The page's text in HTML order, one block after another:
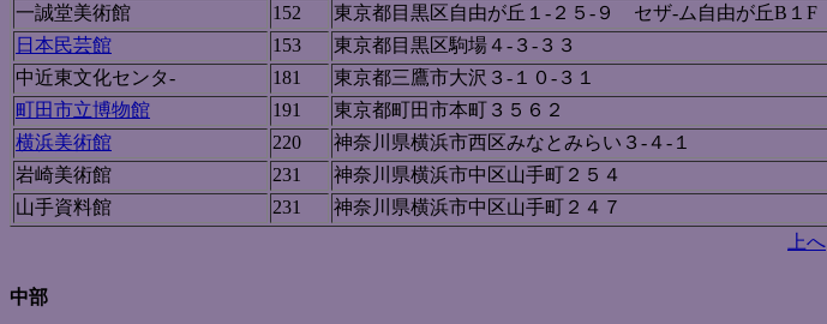
一誠堂美術館
152 東京都目黒区自由が丘１-２５-９ セザ-ム自由が丘B１F
日本民芸館
153 東京都目黒区駒場４-３-３３
中近東文化センタ-
181 東京都三鷹市大沢３-１０-３１
町田市立博物館
191 東京都町田市本町３５６２
横浜美術館
220 神奈川県横浜市西区みなとみらい３-４-１
岩崎美術館
231 神奈川県横浜市中区山手町２５４
山手資料館
231 神奈川県横浜市中区山手町２４７
上へ
中部